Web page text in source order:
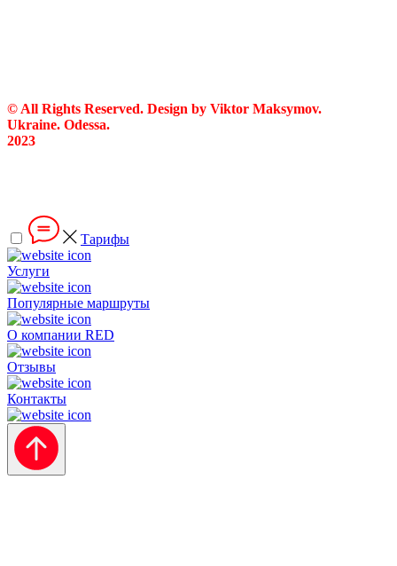
© All Rights Reserved. Design by Viktor Maksymov.
Ukraine. Odessa.
2023
Тарифы
Услуги
Популярные маршруты
О компании RED
Отзывы
Контакты